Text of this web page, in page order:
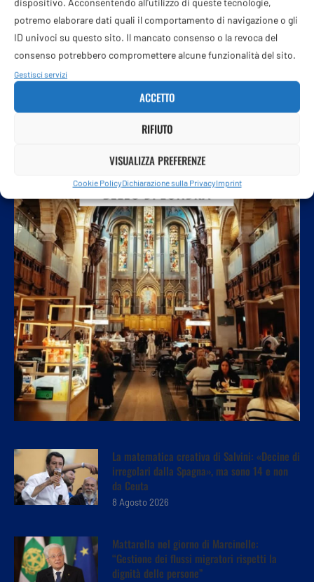
potremo elaborare dati quali il comportamento di navigazione o gli
ID univoci su questo sito. Il mancato consenso o la revoca del
consenso potrebbero compromettere alcune funzionalità del sito.
Gestisci servizi
ACCETTO
RIFIUTO
VISUALIZZA PREFERENZE
Cookie PolicyDichiarazione sulla PrivacyImprint
La matematica creativa di Salvini: «Decine di
irregolari dalla Spagna», ma sono 14 e non
da Ceuta
8 Agosto 2026
Mattarella nel giorno di Marcinelle:
“Gestione dei flussi migratori rispetti la
dignità delle persone”